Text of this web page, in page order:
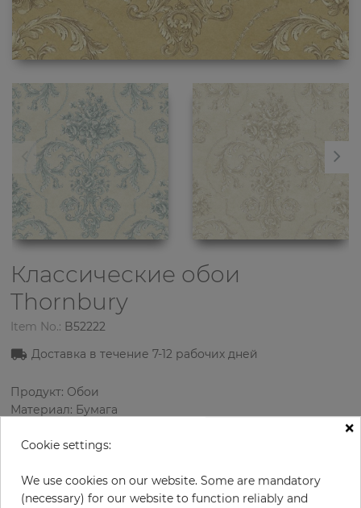
Классические обои
Thornbury
Item No.: B52222
Доставка в течение 7-12 рабочих дней
Продукт: Обои
Материал: Бумага
Дизайн: Цветы, Дамаски
Раппорт вертикальный: 60 см
Цвет: Золотой
×
Cookie settings:
We use cookies on our website. Some are mandatory
(necessary) for our website to function reliably and